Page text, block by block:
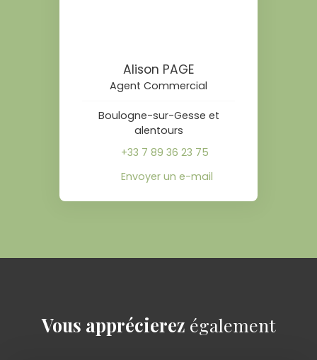
Alison PAGE
Agent Commercial
Boulogne-sur-Gesse et
alentours
+33 7 89 36 23 75
Envoyer un e-mail
Vous apprécierez également